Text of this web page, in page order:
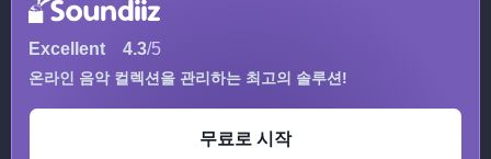
Excellent 4.3/5
온라인 음악 컬렉션을 관리하는 최고의 솔루션!
무료로 시작